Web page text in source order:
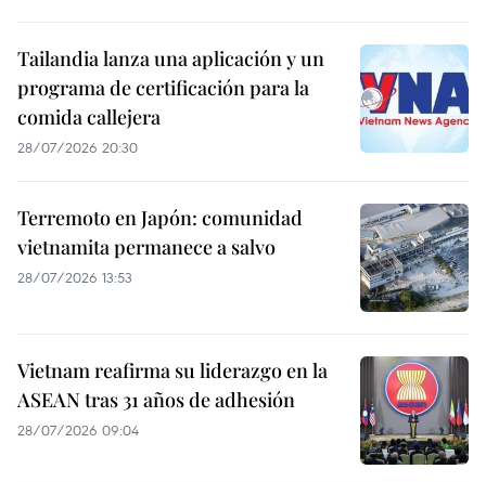
Tailandia lanza una aplicación y un
programa de certificación para la
comida callejera
28/07/2026 20:30
Terremoto en Japón: comunidad
vietnamita permanece a salvo
28/07/2026 13:53
Vietnam reafirma su liderazgo en la
ASEAN tras 31 años de adhesión
28/07/2026 09:04